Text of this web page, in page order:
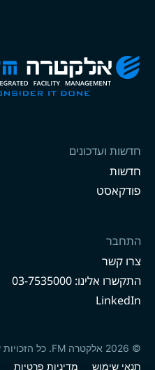
חדשות ועדכונים
חדשות
פודקאסט
התחבר
צרו קשר
התקשרו אלינו: 03-7535000
LinkedIn
© 2026 אלקטרה FM. כל הזכויות שמורות.
תנאי שימוש
מדיניות פרטיות